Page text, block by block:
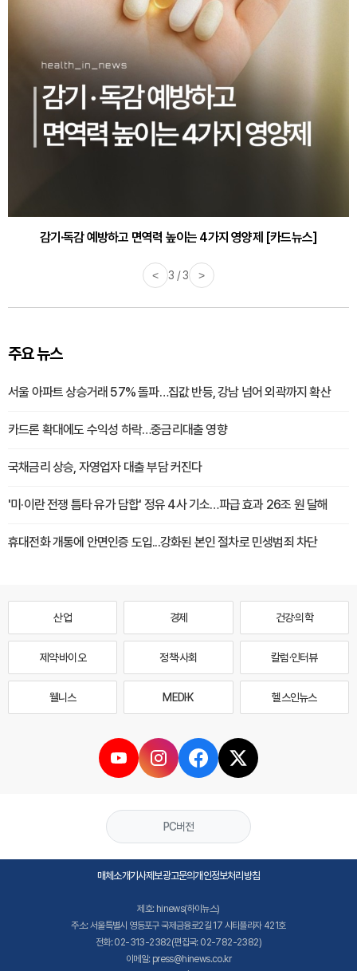
감기·독감 예방하고 면역력 높이는 4가지 영양제 [카드뉴스]
< 3 / 3 >
주요 뉴스
서울 아파트 상승거래 57% 돌파…집값 반등, 강남 넘어 외곽까지 확산
카드론 확대에도 수익성 하락…중금리대출 영향
국채금리 상승, 자영업자 대출 부담 커진다
'미·이란 전쟁 틈타 유가 담합' 정유 4사 기소…파급 효과 26조 원 달해
휴대전화 개통에 안면인증 도입...강화된 본인 절차로 민생범죄 차단
산업 경제 건강·의학
제약·바이오 정책·사회 칼럼·인터뷰
웰니스 MEDI·K 헬스인뉴스
PC버전
매체소개기사제보광고문의개인정보처리방침
제호: hinews(하이뉴스)
주소: 서울특별시 영등포구 국제금융로2길 17 시티플라자 421호
전화: 02-313-2382(편집국: 02-782-2382)
이메일: press@hinews.co.kr